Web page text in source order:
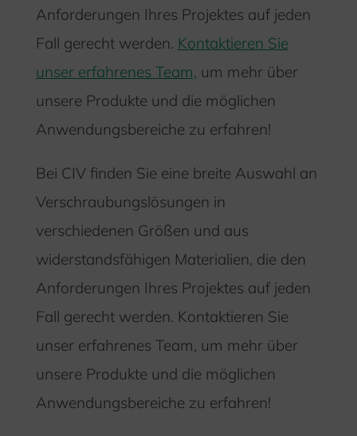
Anforderungen Ihres Projektes auf jeden
Fall gerecht werden. Kontaktieren Sie
unser erfahrenes Team, um mehr über
unsere Produkte und die möglichen
Anwendungsbereiche zu erfahren!
Bei CIV finden Sie eine breite Auswahl an
Verschraubungslösungen in
verschiedenen Größen und aus
widerstandsfähigen Materialien, die den
Anforderungen Ihres Projektes auf jeden
Fall gerecht werden. Kontaktieren Sie
unser erfahrenes Team, um mehr über
unsere Produkte und die möglichen
Anwendungsbereiche zu erfahren!